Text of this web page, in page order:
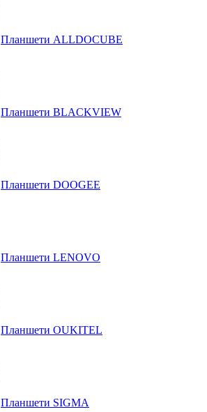
Планшети ALLDOCUBE
Планшети BLACKVIEW
Планшети DOOGEE
Планшети LENOVO
Планшети OUKITEL
Планшети SIGMA